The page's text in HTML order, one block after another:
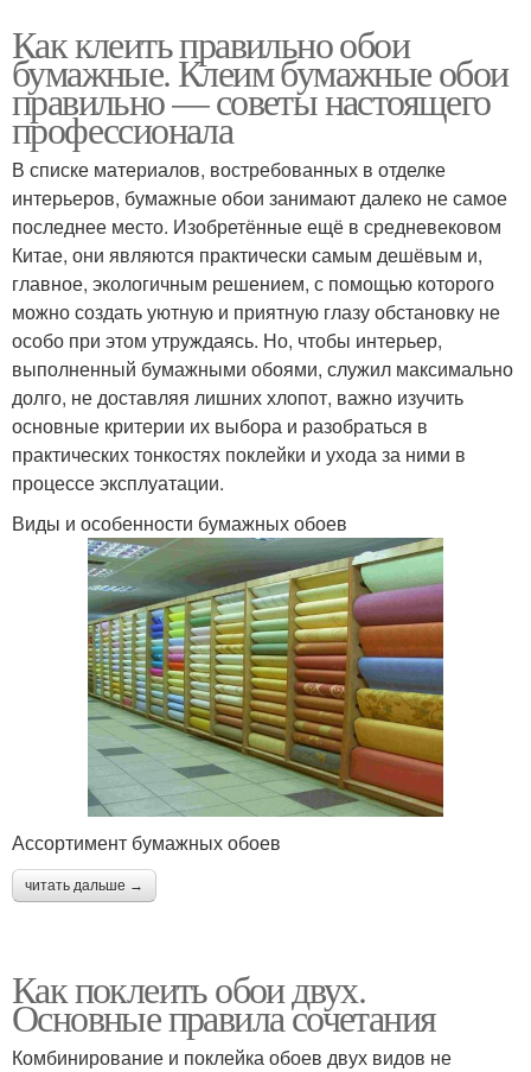
Как клеить правильно обои
бумажные. Клеим бумажные обои
правильно — советы настоящего
профессионала
В списке материалов, востребованных в отделке
интерьеров, бумажные обои занимают далеко не самое
последнее место. Изобретённые ещё в средневековом
Китае, они являются практически самым дешёвым и,
главное, экологичным решением, с помощью которого
можно создать уютную и приятную глазу обстановку не
особо при этом утруждаясь. Но, чтобы интерьер,
выполненный бумажными обоями, служил максимально
долго, не доставляя лишних хлопот, важно изучить
основные критерии их выбора и разобраться в
практических тонкостях поклейки и ухода за ними в
процессе эксплуатации.
Виды и особенности бумажных обоев
Ассортимент бумажных обоев
читать дальше →
Как поклеить обои двух.
Основные правила сочетания
Комбинирование и поклейка обоев двух видов не